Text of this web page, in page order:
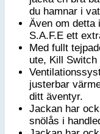
du hamnar i
Även om detta
S.A.F.E ett
Med fullt
ute, Kill Switch
justerbar
ditt äventyr.
Jackan har
snölås i